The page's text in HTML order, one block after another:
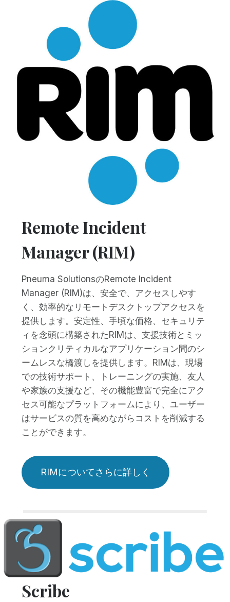
Remote Incident
Manager (RIM)
Pneuma SolutionsのRemote Incident
Manager (RIM)は、安全で、アクセスしやす
く、効率的なリモートデスクトップアクセスを
提供します。安定性、手頃な価格、セキュリテ
ィを念頭に構築されたRIMは、支援技術とミッ
ションクリティカルなアプリケーション間のシ
ームレスな橋渡しを提供します。RIMは、現場
での技術サポート、トレーニングの実施、友人
や家族の支援など、その機能豊富で完全にアク
セス可能なプラットフォームにより、ユーザー
はサービスの質を高めながらコストを削減する
ことができます。
RIMについてさらに詳しく
Scribe